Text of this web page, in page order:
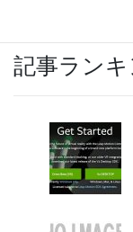
記事ランキ